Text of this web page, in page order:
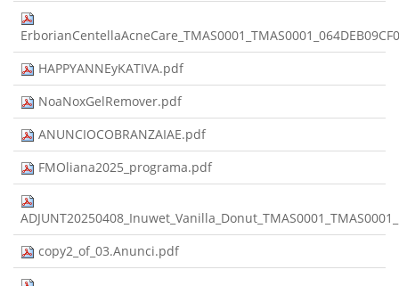
HAPPYANNEyKATIVA.pdf
NoaNoxGelRemover.pdf
ANUNCIOCOBRANZAIAE.pdf
FMOliana2025_programa.pdf
copy2_of_03.Anunci.pdf